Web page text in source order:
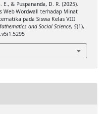
& Puspananda, D. R. (2025).
Web Wordwall terhadap Minat
pada Siswa Kelas VIII
and Social Science, 5(1),